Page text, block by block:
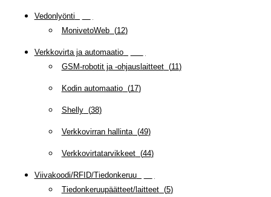
Vedonlyönti
MonivetoWeb(12)
Verkkovirta ja automaatio(
GSM-robotit ja -ohjauslaitteet(11)
Kodin automaatio(17)
Shelly(38)
Verkkovirran hallinta(49)
Verkkovirtatarvikkeet(44)
Viivakoodi/RFID/Tiedonkeruu(
Tiedonkeruupäätteet/laitteet(5)